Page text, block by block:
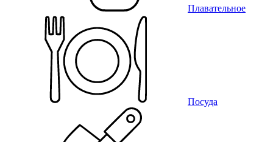
Плавательное
Посуда